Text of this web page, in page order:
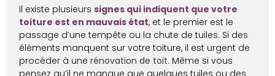
Il existe plusieurssignes qui indiquent que votre
toiture est en mauvais état, et le premier est le
passage d’une tempête ou la chute de tuiles. Si des
éléments manquent sur votre toiture, il est urgent de
procéder à une rénovation de toit. Même si vous
pensez qu’il ne manque que quelques tuiles ou des